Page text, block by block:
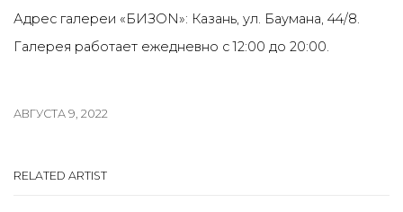
Адрес галереи «БИЗОN»: Казань, ул. Баумана, 44/8.
Галерея работает ежедневно с 12:00 до 20:00.
АВГУСТА 9, 2022
RELATED ARTIST